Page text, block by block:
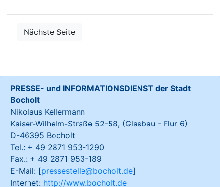
Nächste Seite
PRESSE- und INFORMATIONSDIENST der Stadt
Bocholt
Nikolaus Kellermann
Kaiser-Wilhelm-Straße 52-58, (Glasbau - Flur 6)
D-46395 Bocholt
Tel.: + 49 2871 953-1290
Fax.: + 49 2871 953-189
E-Mail: [pressestelle@bocholt.de]
Internet: http://www.bocholt.de